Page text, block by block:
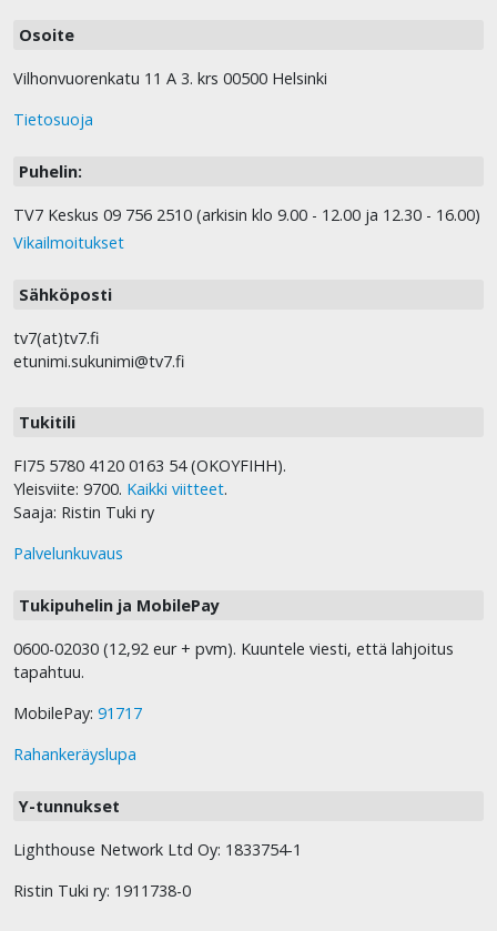
Osoite
Vilhonvuorenkatu 11 A 3. krs 00500 Helsinki
Tietosuoja
Puhelin:
TV7 Keskus 09 756 2510 (arkisin klo 9.00 - 12.00 ja 12.30 - 16.00)
Vikailmoitukset
Sähköposti
tv7(at)tv7.fi
etunimi.sukunimi@tv7.fi
Tukitili
FI75 5780 4120 0163 54 (OKOYFIHH).
Yleisviite: 9700. Kaikki viitteet.
Saaja: Ristin Tuki ry
Palvelunkuvaus
Tukipuhelin ja MobilePay
0600-02030 (12,92 eur + pvm). Kuuntele viesti, että lahjoitus
tapahtuu.
MobilePay: 91717
Rahankeräyslupa
Y-tunnukset
Lighthouse Network Ltd Oy: 1833754-1
Ristin Tuki ry: 1911738-0